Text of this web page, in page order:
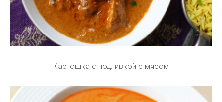
Картошка с подливкой с мясом